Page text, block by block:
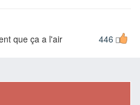
446
que ça a l'air